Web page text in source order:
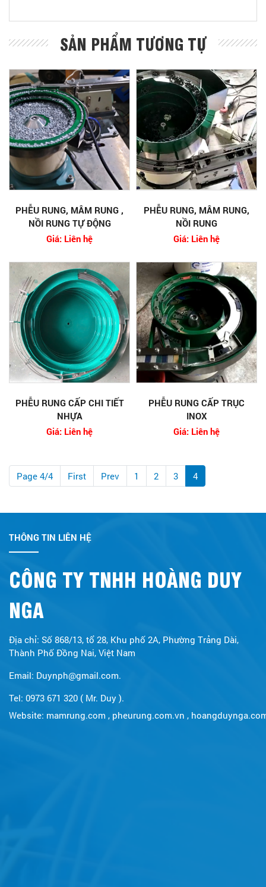
SẢN PHẨM TƯƠNG TỰ
PHỄU RUNG, MÂM RUNG ,
NỒI RUNG TỰ ĐỘNG
Giá: Liên hệ
PHỄU RUNG, MÂM RUNG,
NỒI RUNG
Giá: Liên hệ
PHỄU RUNG CẤP CHI TIẾT
NHỰA
Giá: Liên hệ
PHỄU RUNG CẤP TRỤC
INOX
Giá: Liên hệ
Page 4/4 First Prev 1 2 3 4
THÔNG TIN LIÊN HỆ
CÔNG TY TNHH HOÀNG DUY
NGA
Địa chỉ: Số 868/13, tổ 28, Khu phố 2A, Phường Trảng Dài,
Thành Phố Đồng Nai, Việt Nam
Email: Duynph@gmail.com.
Tel: 0973 671 320 ( Mr. Duy ).
Website: mamrung.com , pheurung.com.vn ,